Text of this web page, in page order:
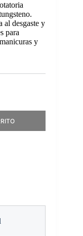
al desgaste y
para
y